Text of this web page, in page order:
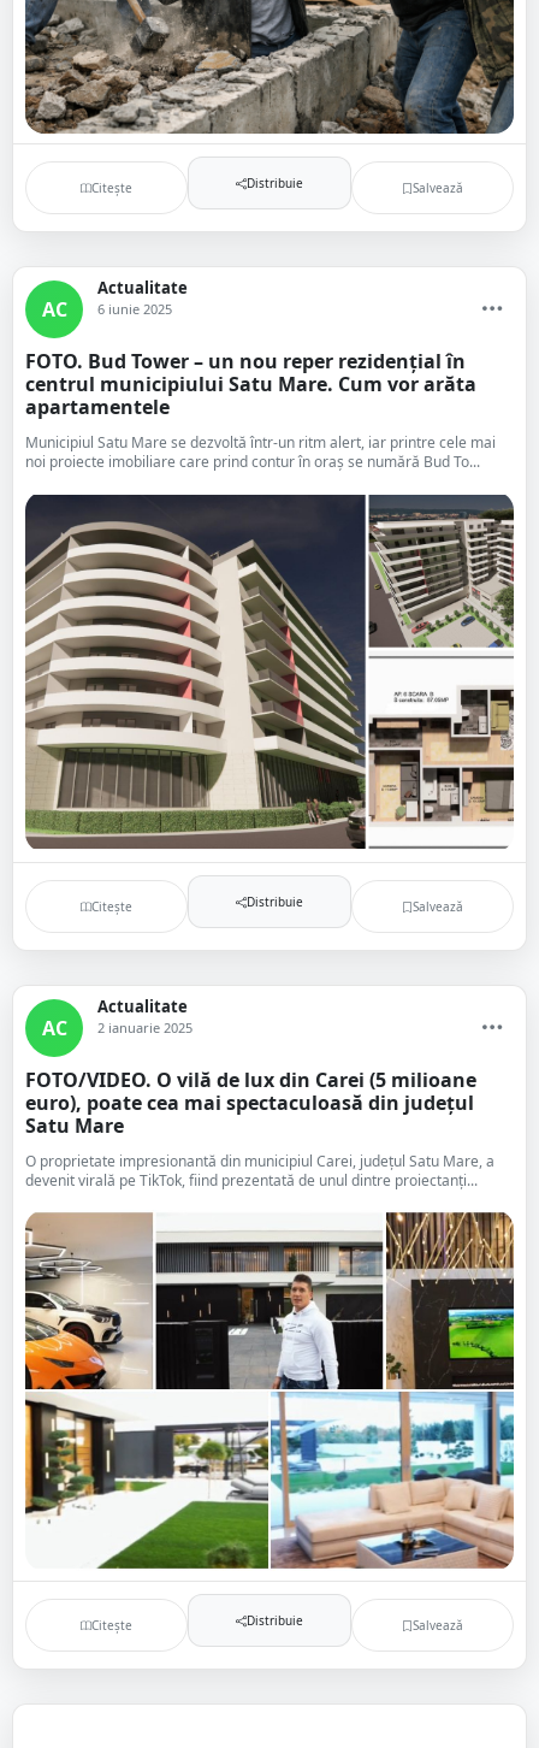
Citește Distribuie Salvează
AC
Actualitate
6 iunie 2025
FOTO. Bud Tower – un nou reper rezidențial în
centrul municipiului Satu Mare. Cum vor arăta
apartamentele
Municipiul Satu Mare se dezvoltă într-un ritm alert, iar printre cele mai
noi proiecte imobiliare care prind contur în oraș se numără Bud To...
Citește Distribuie Salvează
AC
Actualitate
2 ianuarie 2025
FOTO/VIDEO. O vilă de lux din Carei (5 milioane
euro), poate cea mai spectaculoasă din județul
Satu Mare
O proprietate impresionantă din municipiul Carei, județul Satu Mare, a
devenit virală pe TikTok, fiind prezentată de unul dintre proiectanți...
Citește Distribuie Salvează